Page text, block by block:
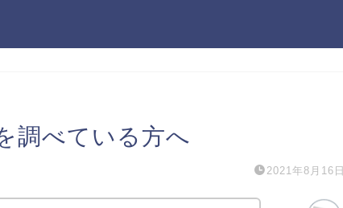
調べている方へ
2021年8月16日